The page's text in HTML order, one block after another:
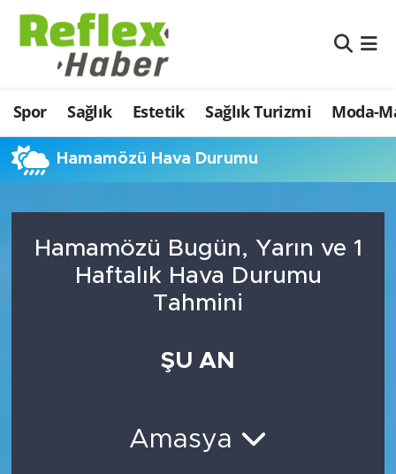
Spor Sağlık Estetik Sağlık Turizmi Moda-
Hamamözü Hava Durumu
Hamamözü Bugün, Yarın ve 1
Haftalık Hava Durumu
Tahmini
ŞU AN
Amasya
Eğitim
Estetik
Firmalardan
İş ve Ekonomi
Moda-Magazin-Eğlence
Nöbetçi Eczaneler
Hava Durumu
Namaz Vakitleri
Şampiyonlar Ligi Puan Durumu ve Fikstür
Tüm Manşetler